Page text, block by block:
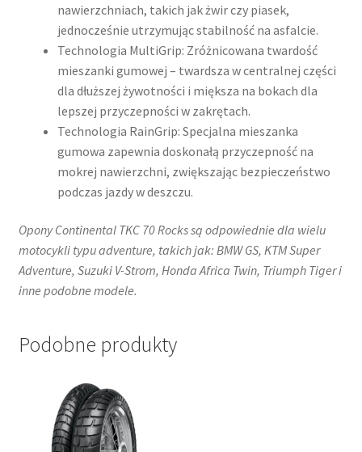
nawierzchniach, takich jak żwir czy piasek,
jednocześnie utrzymując stabilność na asfalcie.
Technologia MultiGrip: Zróżnicowana twardość
mieszanki gumowej – twardsza w centralnej części
dla dłuższej żywotności i miększa na bokach dla
lepszej przyczepności w zakrętach.
Technologia RainGrip: Specjalna mieszanka
gumowa zapewnia doskonałą przyczepność na
mokrej nawierzchni, zwiększając bezpieczeństwo
podczas jazdy w deszczu. ​
Opony Continental TKC 70 Rocks są odpowiednie dla wielu
motocykli typu adventure, takich jak: BMW GS, KTM Super
Adventure, Suzuki V-Strom, Honda Africa Twin, Triumph Tiger i
inne podobne modele.
Podobne produkty